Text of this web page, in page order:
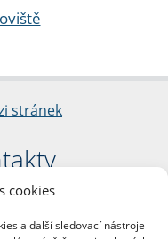
cookies
a další sledovací nástroje
stránek
1/2